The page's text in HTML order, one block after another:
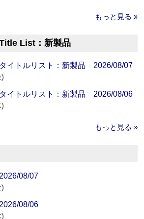
もっと見る »
List：新製品
イトルリスト：新製品 2026/08/07
イトルリスト：新製品 2026/08/06
もっと見る »
08/07
08/06